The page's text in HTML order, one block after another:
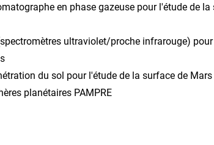
en phase gazeuse pour l'étude de
ultraviolet/proche infrarouge)
du sol pour l'étude de la surface de
planétaires PAMPRE